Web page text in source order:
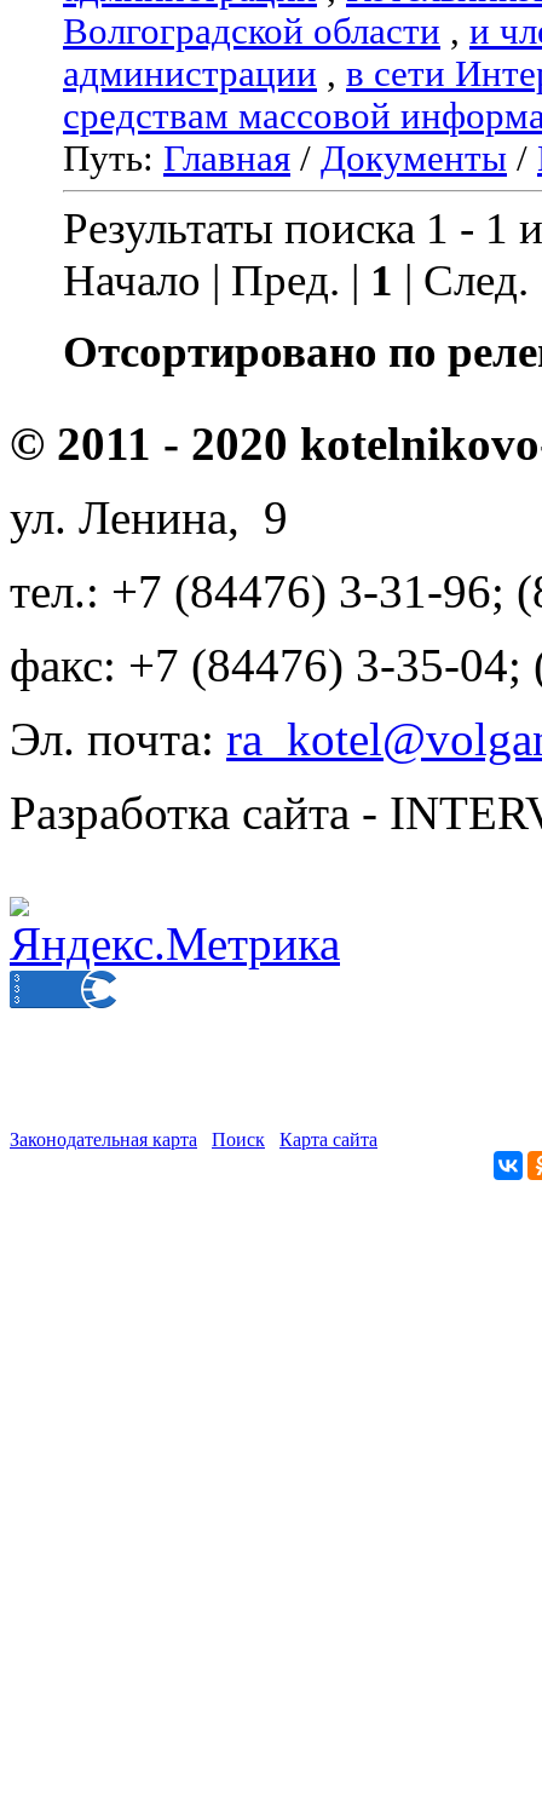
Волгоградской области , и
администрации , в сети
средствам массовой
Путь: Главная / Документы /
Результаты поиска 1 - 1
Начало | Пред. | 1 |
Отсортировано по
© 2011 - 2020
ул. Ленина, 9
тел.: +7 (84476) 3-31-96;
факс: +7 (84476) 3-35-04;
Эл. почта:
Разработка сайта -
Законодательная карта Поиск Карта сайта